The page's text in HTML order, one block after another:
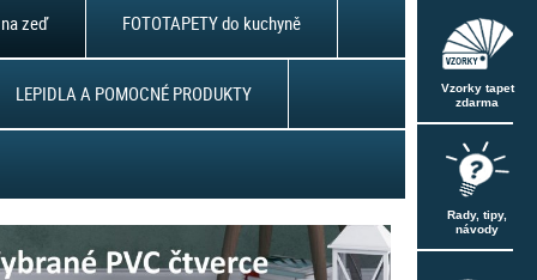
zeď FOTOTAPETY do kuchyně
LEPIDLA A POMOCNÉ PRODUKTY
Vzorky tapet
zdarma
Rady, tipy,
návody